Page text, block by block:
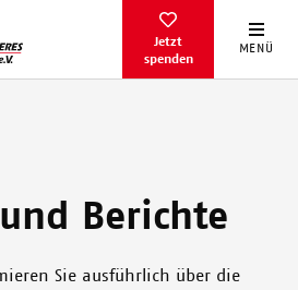
Jetzt
spenden
MENÜ
Berichte
Sie ausführlich über die